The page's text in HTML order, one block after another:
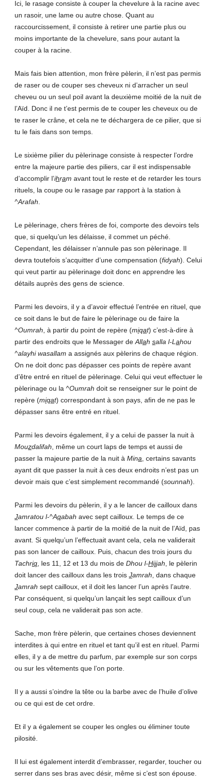
Ici, le rasage consiste à couper la chevelure à la racine avec
un rasoir, une lame ou autre chose. Quant au
raccourcissement, il consiste à retirer une partie plus ou
moins importante de la chevelure, sans pour autant la
couper à la racine.
Mais fais bien attention, mon frère pèlerin, il n’est pas permis
de raser ou de couper ses cheveux ni d’arracher un seul
cheveu ou un seul poil avant la deuxième moitié de la nuit de
l’Aïd. Donc il ne t’est permis de te couper les cheveux ou de
te raser le crâne, et cela ne te déchargera de ce pilier, que si
tu le fais dans son temps.
Le sixième pilier du pèlerinage consiste à respecter l’ordre
entre la majeure partie des piliers, car il est indispensable
d’accomplir l’ihram avant tout le reste et de retarder les tours
rituels, la coupe ou le rasage par rapport à la station à
^Arafah
Le pèlerinage, chers frères de foi, comporte des devoirs tels
que, si quelqu’un les délaisse, il commet un péché.
Cependant, les délaisser n’annule pas son pèlerinage. Il
devra toutefois s’acquitter d’une compensation (fidyah). Celui
qui veut partir au pèlerinage doit donc en apprendre les
détails auprès des gens de science.
Parmi les devoirs, il y a d’avoir effectué l’entrée en rituel, que
ce soit dans le but de faire le pèlerinage ou de faire la
^Oumrah , à partir du point de repère (miqat) c’est-à-dire à
partir des endroits que le Messager de Allah salla l-L ahou
^alayhi wasallam a assignés aux pèlerins de chaque région.
On ne doit donc pas dépasser ces points de repère avant
d’être entré en rituel de pèlerinage. Celui qui veut effectuer le
pèlerinage ou la ^Oumrah doit se renseigner sur le point de
repère (miqat) correspondant à son pays, afin de ne pas le
dépasser sans être entré en rituel.
Parmi les devoirs également, il y a celui de passer la nuit à
Mouzdalifah , même un court laps de temps et aussi de
passer la majeure partie de la nuit à Mina , certains savants
ayant dit que passer la nuit à ces deux endroits n’est pas un
devoir mais que c’est simplement recommandé (sounnah).
Parmi les devoirs du pèlerin, il y a le lancer de cailloux dans
Jamratou l-^Aqabah avec sept cailloux. Le temps de ce
lancer commence à partir de la moitié de la nuit de l’Aïd, pas
avant. Si quelqu’un l’effectuait avant cela, cela ne validerait
pas son lancer de cailloux. Puis, chacun des trois jours du
Tachriq , les 11, 12 et 13 du mois de Dhou l-Hijjah , le pèlerin
doit lancer des cailloux dans les trois Jamrah , dans chaque
Jamrah sept cailloux, et il doit les lancer l’un après l’autre.
Par conséquent, si quelqu’un lançait les sept cailloux d’un
seul coup, cela ne validerait pas son acte.
Sache, mon frère pèlerin, que certaines choses deviennent
interdites à qui entre en rituel et tant qu’il est en rituel. Parmi
elles, il y a de mettre du parfum, par exemple sur son corps
ou sur les vêtements que l’on porte.
Il y a aussi s’oindre la tête ou la barbe avec de l’huile d’olive
ou ce qui est de cet ordre.
Et il y a également se couper les ongles ou éliminer toute
pilosité.
Il lui est également interdit d’embrasser, regarder, toucher ou
serrer dans ses bras avec désir, même si c’est son épouse.